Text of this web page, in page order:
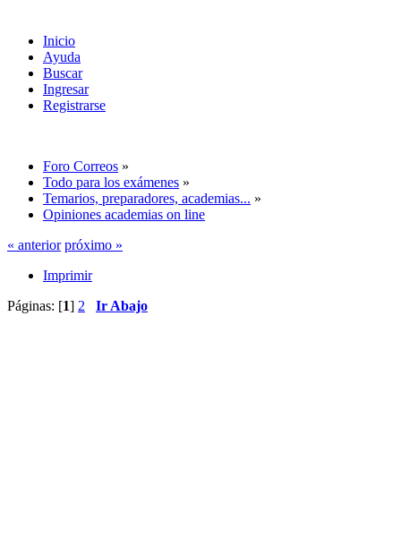
Inicio
Ayuda
Buscar
Ingresar
Registrarse
Foro Correos »
Todo para los exámenes »
Temarios, preparadores, academias... »
Opiniones academias on line
« anterior próximo »
Imprimir
Páginas: [1] 2 Ir Abajo